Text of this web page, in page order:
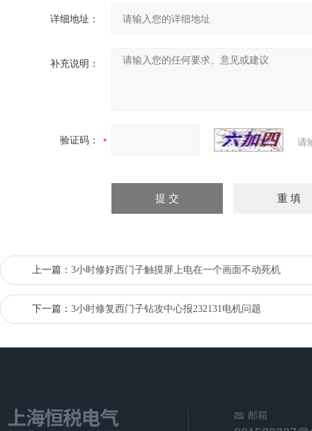
详细地址：
补充说明：
验证码： 请
上一篇： 3小时修好西门子触摸屏上电在一个画面不动死机
下一篇： 3小时修复西门子钻攻中心报232131电机问题
邮箱